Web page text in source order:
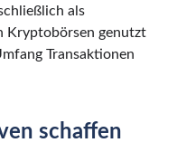
als
Kryptobörsen genutzt
Transaktionen
schaffen